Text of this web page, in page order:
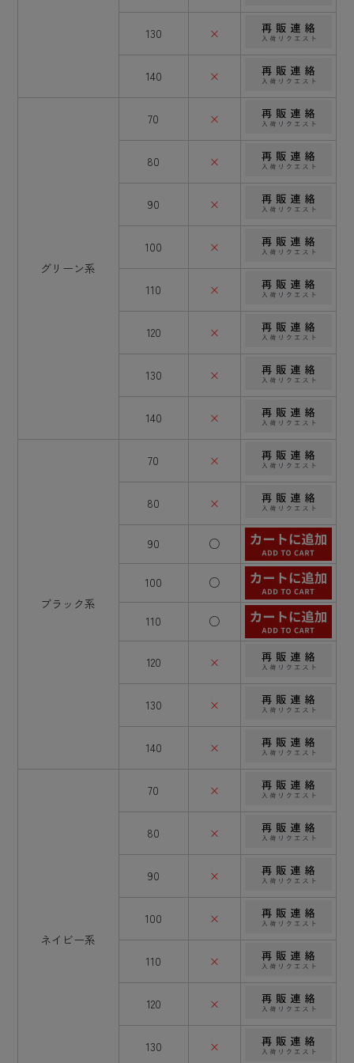
130 ×
140 ×
グリーン系
70 ×
80 ×
90 ×
100 ×
110 ×
120 ×
130 ×
140 ×
ブラック系
70 ×
80 ×
90 ○
100 ○
110 ○
120 ×
130 ×
140 ×
ネイビー系
70 ×
80 ×
90 ×
100 ×
110 ×
120 ×
130 ×